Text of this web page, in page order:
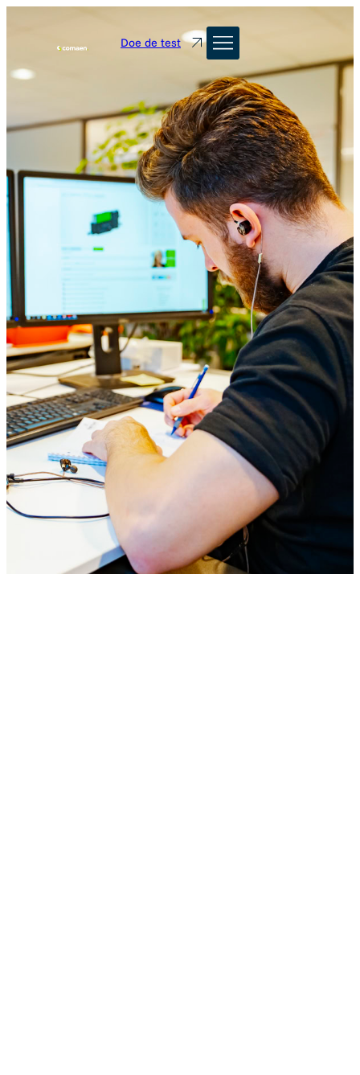
Doe de test
Werktuigbouwkunde vormt het fundament
van de maakindustrie, energievoorziening